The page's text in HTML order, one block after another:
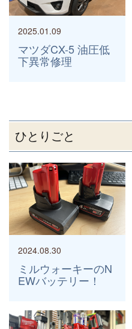
マツダCX-5 油圧低
下異常修理
2025.01.09
ひとりごと
ミルウォーキーのN
EWバッテリー！
2024.08.30